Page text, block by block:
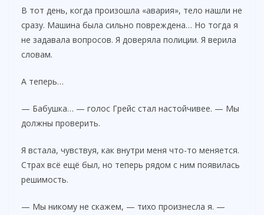
В тот день, когда произошла «авария», тело нашли не
сразу. Машина была сильно повреждена… Но тогда я
не задавала вопросов. Я доверяла полиции. Я верила
словам.
А теперь…
— Бабушка… — голос Грейс стал настойчивее. — Мы
должны проверить.
Я встала, чувствуя, как внутри меня что-то меняется.
Страх всё ещё был, но теперь рядом с ним появилась
решимость.
— Мы никому не скажем, — тихо произнесла я. —